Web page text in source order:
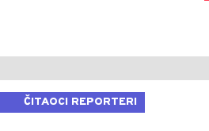
ČITAOCI REPORTERI